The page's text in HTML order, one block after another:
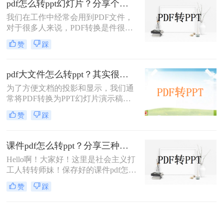
pdf怎么转ppt幻灯片？分享个好用的PDF转PPT神器
我们在工作中经常会用到PDF文件，
对于很多人来说，PDF转换是件很困
难的事情，不知道怎么将PDF文件转
换成其他格式，就拿pdf转ppt来举个
片，只要掌握了方法，做事情就不会
很难，下面给大家分享两个简单的方
法，一分钟就能学会，一起来看看
吧。
赞 踩
pdf大文件怎么转ppt？其实很简单，只需看这篇
为了方便文档的投影和显示，我们通
常将PDF转换为PPT幻灯片演示稿，
但是PDF文件是不方便修改的，所以
要转成PPT就需要用到转换器，而一
内容必须只是每页的一张图片，这自
然是无法修改的。那么，我们如何才
能转换为可编辑的PPT呢？今天就来
讲讲pdf转ppt，看看要pdf大文件怎么
转ppt吧。
赞 踩
课件pdf怎么转ppt？分享三种方法，1分钟轻松解决！
Hello啊！大家好！这里是社会主义打
工人转转师妹！保存好的课件pdf怎么
转ppt？ppt是我们经常用到的，无论
是做述职演说还是汇报工作都离不开
赞 踩